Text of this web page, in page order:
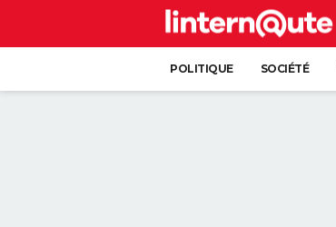
POLITIQUE SOCIÉTÉ